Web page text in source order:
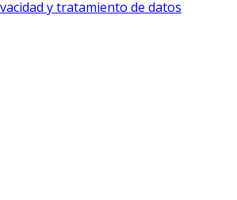
y tratamiento de datos